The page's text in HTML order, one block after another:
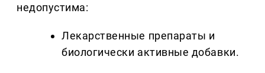
недопустима:
Лекарственные препараты и
биологически активные добавки.